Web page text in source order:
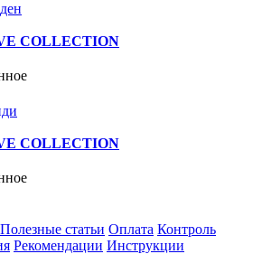
COLLECTION
COLLECTION
Полезные статьи Оплата Контроль
Рекомендации Инструкции